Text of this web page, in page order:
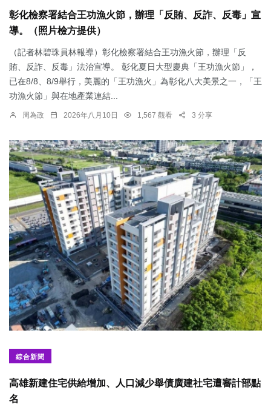
彰化檢察署結合王功漁火節，辦理「反賄、反詐、反毒」宣
導。（照片檢方提供）
（記者林碧珠員林報導）彰化檢察署結合王功漁火節，辦理「反
賄、反詐、反毒」法治宣導。 彰化夏日大型慶典「王功漁火節」，
已在8/8、8/9舉行，美麗的「王功漁火」為彰化八大美景之一，「王
功漁火節」與在地產業連結...
周為政 2026年八月10日 1,567 觀看 3 分享
綜合新聞
高雄新建住宅供給增加、人口減少舉債廣建社宅遭審計部點
名